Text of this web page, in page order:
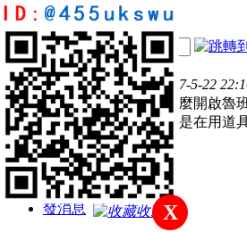
2
主題
2
帖子
24
積分
新手上路
積分
24
發消息
電梯直達
樓主
發表於 2017-5-22
再跑腳本時怎麼開啟魯
我找不到，都是在用道
收藏X